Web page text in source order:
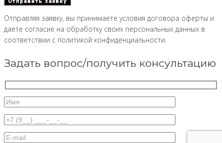
Отправляя заявку, вы принимаете условия договора оферты и
даете согласие на обработку своих персональных данных в
соответствии с политикой конфиденциальности.
Задать вопрос/получить консультацию